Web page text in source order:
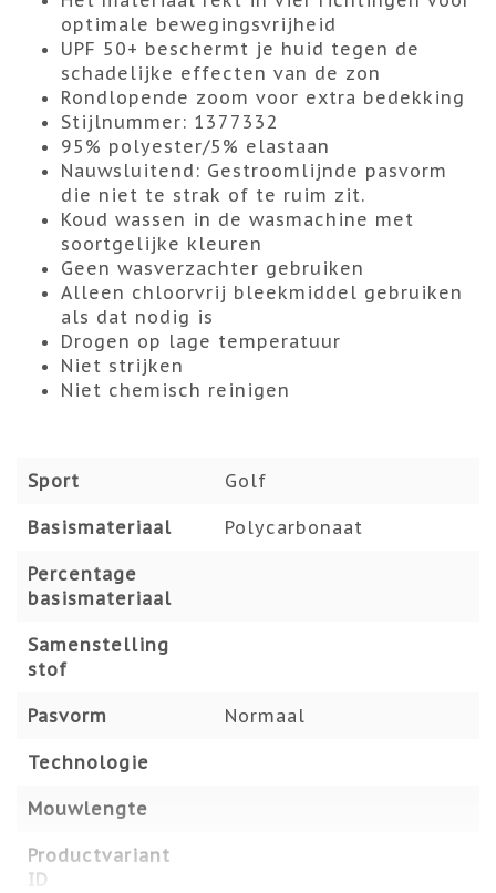
optimale bewegingsvrijheid
UPF 50+ beschermt je huid tegen de
schadelijke effecten van de zon
Rondlopende zoom voor extra bedekking
Stijlnummer: 1377332
95% polyester/5% elastaan
Nauwsluitend: Gestroomlijnde pasvorm
die niet te strak of te ruim zit.
Koud wassen in de wasmachine met
soortgelijke kleuren
Geen wasverzachter gebruiken
Alleen chloorvrij bleekmiddel gebruiken
als dat nodig is
Drogen op lage temperatuur
Niet strijken
Niet chemisch reinigen
Sport Golf
Basismateriaal Polycarbonaat
Percentage
basismateriaal
Samenstelling
stof
Pasvorm Normaal
Technologie
Mouwlengte
Productvariant
ID